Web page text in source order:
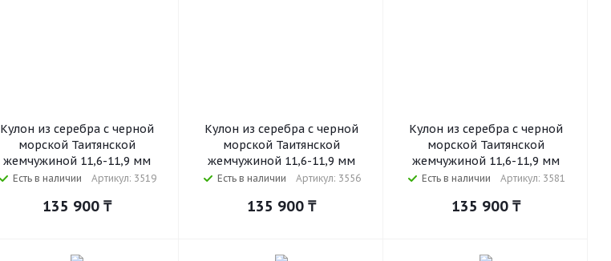
Кулон из серебра с черной
морской Таитянской
жемчужиной 11,6-11,9 мм
Есть в наличии Артикул: 3519
135 900₸
Кулон из серебра с черной
морской Таитянской
жемчужиной 11,6-11,9 мм
Есть в наличии Артикул: 3556
135 900₸
Кулон из серебра с черной
морской Таитянской
жемчужиной 11,6-11,9 мм
Есть в наличии Артикул: 3581
135 900₸